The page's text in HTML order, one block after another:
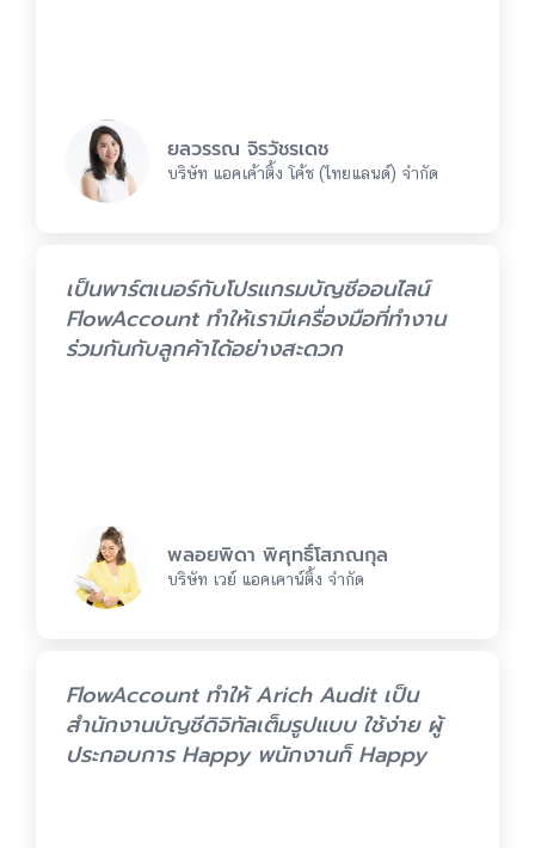
ยลวรรณ จิรวัชรเดช
บริษัท แอคเค้าติ้ง โค้ช (ไทยแลนด์) จำกัด
เป็นพาร์ตเนอร์กับโปรแกรมบัญชีออนไลน์
FlowAccount ทำให้เรามีเครื่องมือที่ทำงาน
ร่วมกันกับลูกค้าได้อย่างสะดวก
พลอยพิดา พิศุทธิ์โสภณกุล
บริษัท เวย์ แอคเคาน์ติ้ง จำกัด
FlowAccount ทำให้ Arich Audit เป็น
สำนักงานบัญชีดิจิทัลเต็มรูปแบบ ใช้ง่าย ผู้
ประกอบการ Happy พนักงานก็ Happy